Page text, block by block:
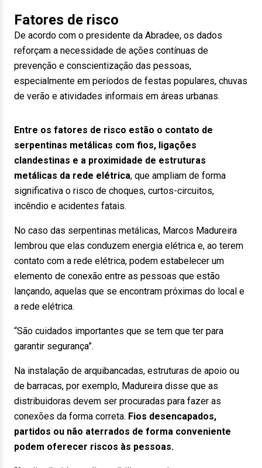
Fatores de risco
De acordo com o presidente da Abradee, os dados
reforçam a necessidade de ações contínuas de
prevenção e conscientização das pessoas,
especialmente em períodos de festas populares, chuvas
de verão e atividades informais em áreas urbanas.
Entre os fatores de risco estão o contato de
serpentinas metálicas com fios, ligações
clandestinas e a proximidade de estruturas
metálicas da rede elétrica, que ampliam de forma
significativa o risco de choques, curtos-circuitos,
incêndio e acidentes fatais.
No caso das serpentinas metálicas, Marcos Madureira
lembrou que elas conduzem energia elétrica e, ao terem
contato com a rede elétrica, podem estabelecer um
elemento de conexão entre as pessoas que estão
lançando, aquelas que se encontram próximas do local e
a rede elétrica.
“São cuidados importantes que se tem que ter para
garantir segurança”.
Na instalação de arquibancadas, estruturas de apoio ou
de barracas, por exemplo, Madureira disse que as
distribuidoras devem ser procuradas para fazer as
conexões da forma correta. Fios desencapados,
partidos ou não aterrados de forma conveniente
podem oferecer riscos às pessoas.